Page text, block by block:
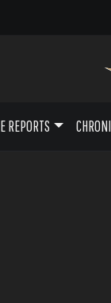
REPORTS